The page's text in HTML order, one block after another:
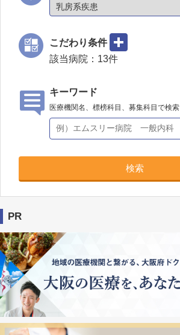
こだわり条件
該当病院： 13件
キーワード
医療機関名、標榜科目、募集科目で検索
検索
PR